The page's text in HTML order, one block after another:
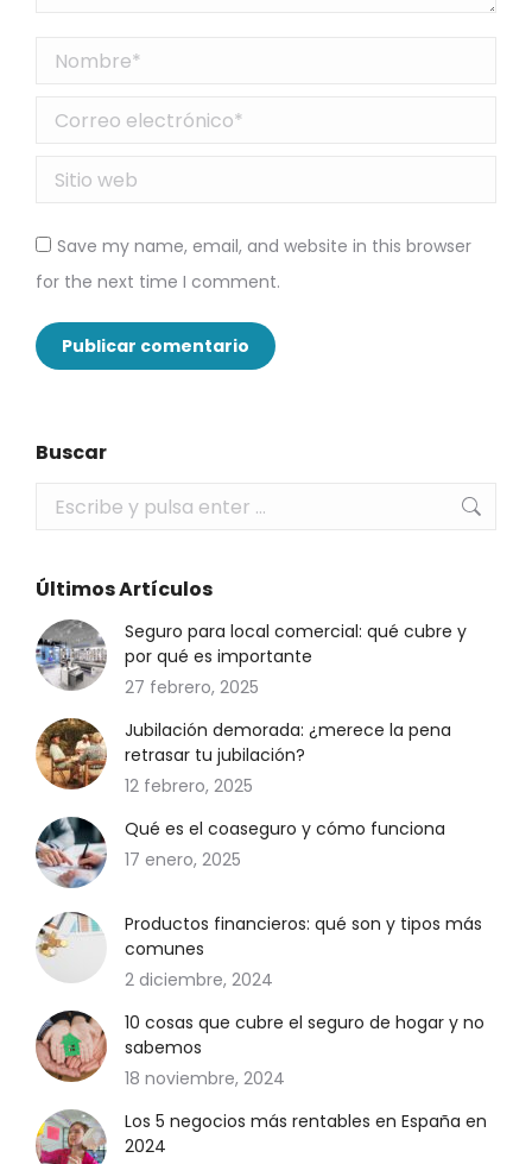
Nombre *
Correo electrónico *
Sitio web
Save my name, email, and website in this browser
for the next time I comment.
Publicar comentario
Buscar
Últimos Artículos
Seguro para local comercial: qué cubre y
por qué es importante
27 febrero, 2025
Jubilación demorada: ¿merece la pena
retrasar tu jubilación?
12 febrero, 2025
Qué es el coaseguro y cómo funciona
17 enero, 2025
Productos financieros: qué son y tipos más
comunes
2 diciembre, 2024
10 cosas que cubre el seguro de hogar y no
sabemos
18 noviembre, 2024
Los 5 negocios más rentables en España en
2024